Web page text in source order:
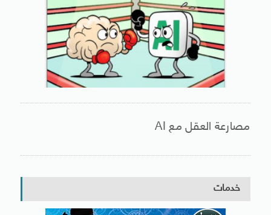
مصارعة العقل مع AI
خدمات